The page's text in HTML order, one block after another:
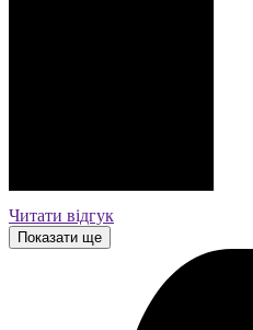
Читати відгук